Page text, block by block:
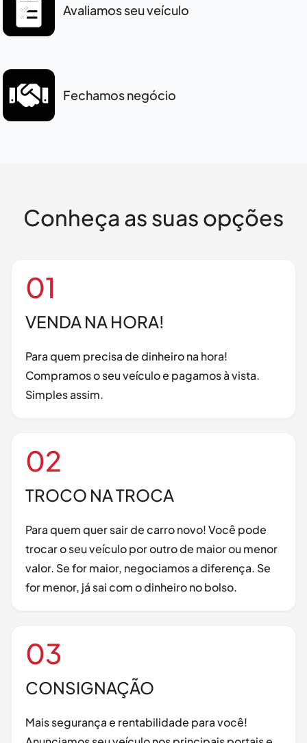
Avaliamos seu veículo
Fechamos negócio
Conheça as suas opções
01
VENDA NA HORA!
Para quem precisa de dinheiro na hora!
Compramos o seu veículo e pagamos à vista.
Simples assim.
02
TROCO NA TROCA
Para quem quer sair de carro novo! Você pode
trocar o seu veículo por outro de maior ou menor
valor. Se for maior, negociamos a diferença. Se
for menor, já sai com o dinheiro no bolso.
03
CONSIGNAÇÃO
Mais segurança e rentabilidade para você!